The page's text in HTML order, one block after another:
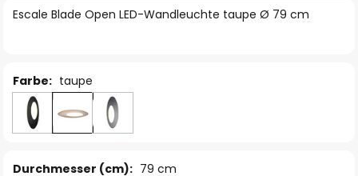
springen
Escale Blade Open LED-Wandleuchte taupe Ø 79 cm
Farbe: taupe
Durchmesser (cm): 79 cm